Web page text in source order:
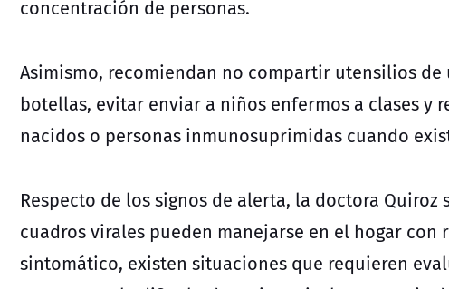
concentración de personas.
Asimismo, recomiendan no compartir utensilios de
botellas, evitar enviar a niños enfermos a clases y
nacidos o personas inmunosuprimidas cuando
Respecto de los signos de alerta, la doctora
cuadros virales pueden manejarse en el hogar
sintomático, existen situaciones que requieren